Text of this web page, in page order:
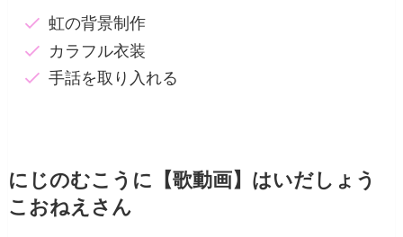
虹の背景制作
カラフル衣装
手話を取り入れる
にじのむこうに【歌動画】はいだしょう
こおねえさん